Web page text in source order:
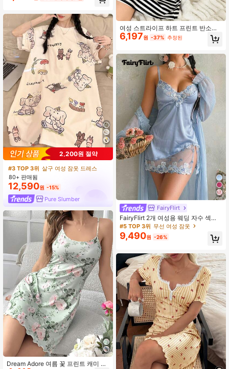
드레스
2,200원 절약
#3 TOP 3위
살구 여성 잠옷 드레스
높은 재방문 고객
#3 TOP 3위 살구 여성 잠옷 드레스
높은 재방문 고객
#3 TOP 3위 살구 여성 잠옷 드레스
높은 재방문 고객
#3 TOP 3위
높은 재방문 고객
80+ 판매됨
12,590원 -15%
Pure Slumber
Dream Adore 여름 꽃 프린트 캐미 잠
여성 스트라이프 하트 프린트 반소매
나이트가운
6,197원 -37% 추정된
FairyFlirt
FairyFlirt 2개 여성용 웨딩 자수 섹시
나이트가운 세트
#5 TOP 3위 무선 여성 잠옷
9,490원 -26%